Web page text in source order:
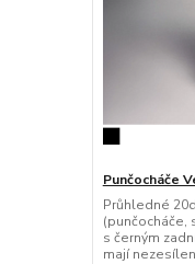
Punčocháče
Průhledné
(punčocháče,
s černým
mají